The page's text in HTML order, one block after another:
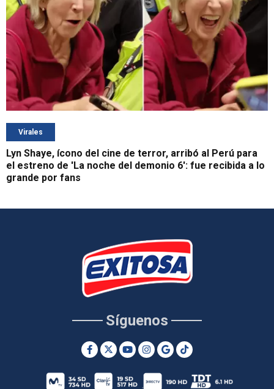
Virales
Lyn Shaye, ícono del cine de terror, arribó al Perú para
el estreno de 'La noche del demonio 6': fue recibida a lo
grande por fans
Síguenos